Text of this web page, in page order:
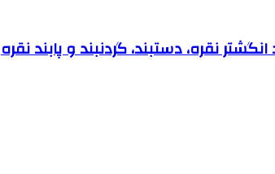
نقره، دستبند، گردنبند و پابند نقره